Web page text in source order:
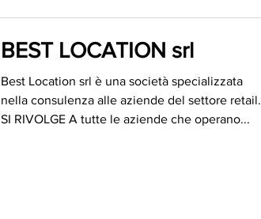
BEST LOCATION srl
Best Location srl è una società specializzata
nella consulenza alle aziende del settore retail.
SI RIVOLGE A tutte le aziende che operano...